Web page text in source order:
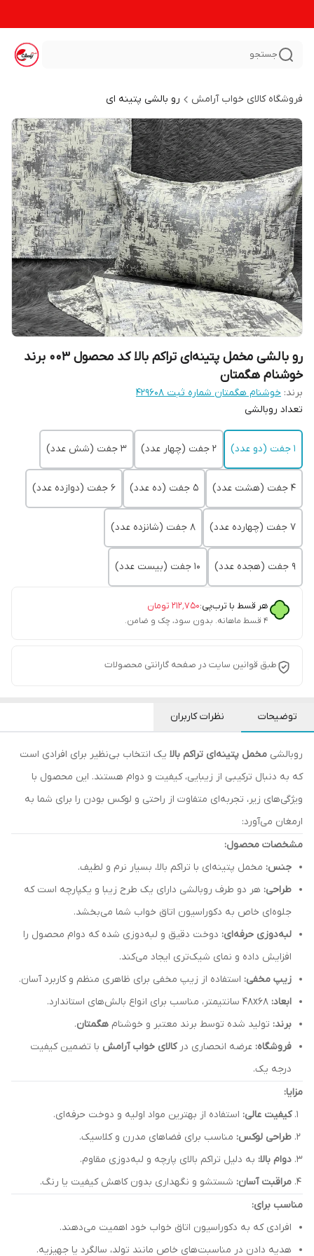
جستجو
فروشگاه کالای خواب آرامش رو بالشی پتینه ای
رو بالشی مخمل پتینه‌ای تراکم بالا کد محصول 003 برند
خوشنام هگمتان
برند: خوشنام هگمتان شماره ثبت ۴۲۹۶۰۸
تعداد روبالشی
1 جفت (دو عدد) 2 جفت (چهار عدد) 3 جفت (شش عدد)
4 جفت (هشت عدد) 5 جفت (ده عدد) 6 جفت (دوازده عدد)
7 جفت (چهارده عدد) 8 جفت (شانزده عدد)
9 جفت (هجده عدد) 10 جفت (بیست عدد)
هر قسط با ترب‌پی:۲۱۲٬۷۵۰ تومان
۴ قسط ماهانه. بدون سود، چک و ضامن.
طبق قوانین سایت در صفحه گارانتی محصولات
توضیحات نظرات کاربران
روبالشی مخمل پتینه‌ای تراکم بالا یک انتخاب بی‌نظیر برای افرادی است
که به دنبال ترکیبی از زیبایی، کیفیت و دوام هستند. این محصول با
ویژگی‌های زیر، تجربه‌ای متفاوت از راحتی و لوکس بودن را برای شما به
ارمغان می‌آورد:
مشخصات محصول:
جنس: مخمل پتینه‌ای با تراکم بالا، بسیار نرم و لطیف.
طراحی: هر دو طرف روبالشی دارای یک طرح زیبا و یکپارچه است که
جلوه‌ای خاص به دکوراسیون اتاق خواب شما می‌بخشد.
لبه‌دوزی حرفه‌ای: دوخت دقیق و لبه‌دوزی شده که دوام محصول را
افزایش داده و نمای شیک‌تری ایجاد می‌کند.
زیپ مخفی: استفاده از زیپ مخفی برای ظاهری منظم و کاربرد آسان.
ابعاد:
برند: تولید شده توسط برند معتبر و خوشنام هگمتان.
فروشگاه: عرضه انحصاری درکالای خواب آرامش با تضمین کیفیت
درجه یک.
مزایا:
کیفیت عالی: استفاده از بهترین مواد اولیه و دوخت حرفه‌ای.
طراحی لوکس: مناسب برای فضاهای مدرن و کلاسیک.
دوام بالا: به دلیل تراکم بالای پارچه و لبه‌دوزی مقاوم.
مراقبت آسان: شستشو و نگهداری بدون کاهش کیفیت یا رنگ.
مناسب برای:
افرادی که به دکوراسیون اتاق خواب خود اهمیت می‌دهند.
هدیه دادن در مناسبت‌های خاص مانند تولد، سالگرد یا جهیزیه.